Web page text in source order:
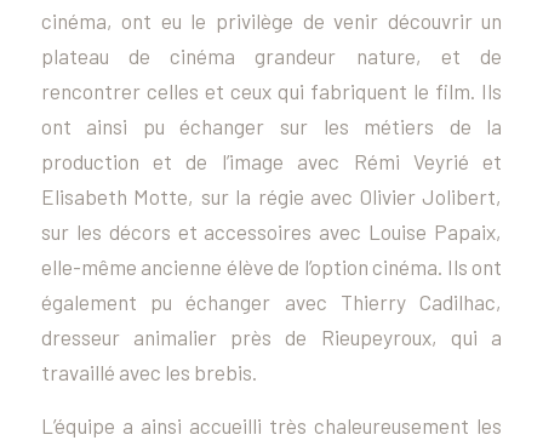
cinéma, ont eu le privilège de venir découvrir un
plateau de cinéma grandeur nature, et de
rencontrer celles et ceux qui fabriquent le film. Ils
ont ainsi pu échanger sur les métiers de la
production et de l’image avec Rémi Veyrié et
Elisabeth Motte, sur la régie avec Olivier Jolibert,
sur les décors et accessoires avec Louise Papaix,
elle-même ancienne élève de l’option cinéma. Ils ont
également pu échanger avec Thierry Cadilhac,
dresseur animalier près de Rieupeyroux, qui a
travaillé avec les brebis.
L’équipe a ainsi accueilli très chaleureusement les